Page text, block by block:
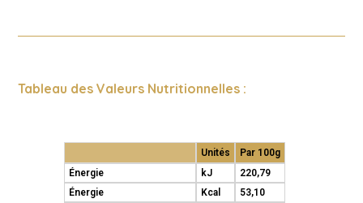
Tableau des Valeurs Nutritionnelles :
Unités
Par 100g
Énergie
kJ
220,79
Énergie
Kcal
53,10